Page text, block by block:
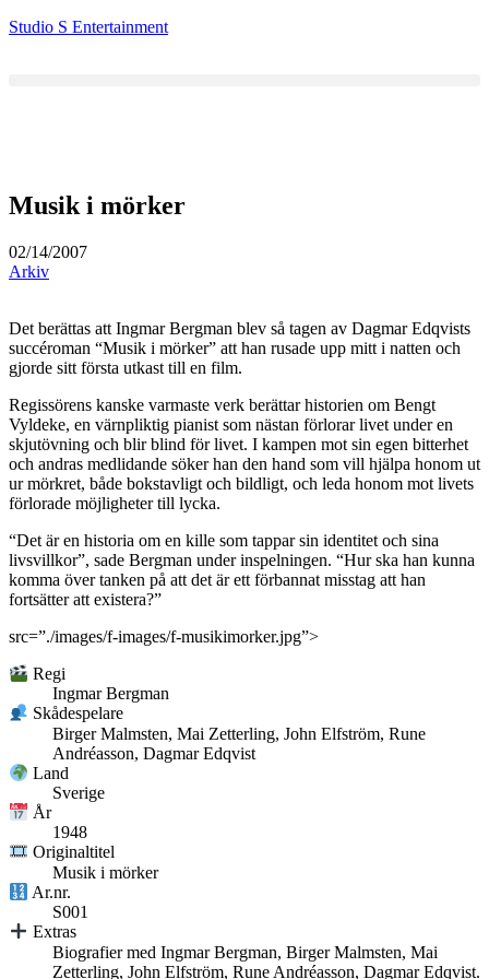
Studio S Entertainment
Musik i mörker
02/14/2007
Arkiv
Det berättas att Ingmar Bergman blev så tagen av Dagmar Edqvists
succéroman “Musik i mörker” att han rusade upp mitt i natten och
gjorde sitt första utkast till en film.
Regissörens kanske varmaste verk berättar historien om Bengt
Vyldeke, en värnpliktig pianist som nästan förlorar livet under en
skjutövning och blir blind för livet. I kampen mot sin egen bitterhet
och andras medlidande söker han den hand som vill hjälpa honom ut
ur mörkret, både bokstavligt och bildligt, och leda honom mot livets
förlorade möjligheter till lycka.
“Det är en historia om en kille som tappar sin identitet och sina
livsvillkor”, sade Bergman under inspelningen. “Hur ska han kunna
komma över tanken på att det är ett förbannat misstag att han
fortsätter att existera?”
src=”./images/f-images/f-musikimorker.jpg”>
Regi
Ingmar Bergman
Skådespelare
Birger Malmsten, Mai Zetterling, John Elfström, Rune
Andréasson, Dagmar Edqvist
Land
Sverige
År
1948
Originaltitel
Musik i mörker
Ar.nr.
S001
Extras
Biografier med Ingmar Bergman, Birger Malmsten, Mai
Zetterling, John Elfström, Rune Andréasson, Dagmar Edqvist.